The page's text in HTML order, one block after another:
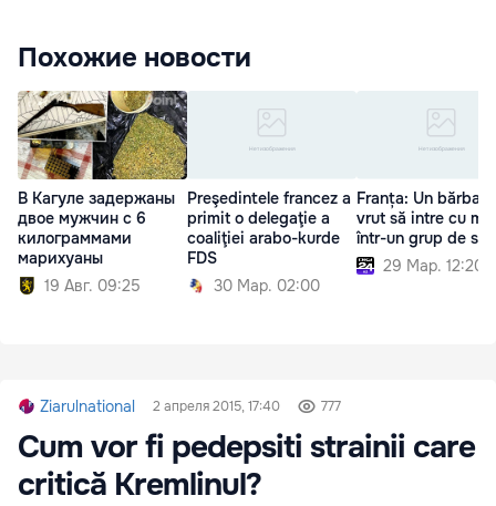
Похожие новости
В Кагуле задержаны
двое мужчин с 6
килограммами
марихуаны
19 Авг. 09:25
Preşedintele francez a
primit o delegaţie a
coaliţiei arabo-kurde
FDS
30 Мар. 02:00
Franța: Un bărbat
vrut să intre cu
într-un grup de
29 Мар. 12:20
Ziarulnational 2 апреля 2015, 17:40 777
Cum vor fi pedepsiti strainii care
critică Kremlinul?